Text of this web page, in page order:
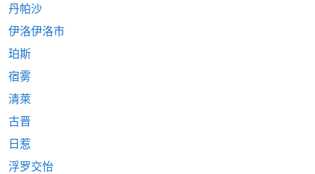
丹帕沙
伊洛伊洛市
珀斯
宿雾
清萊
古晋
日惹
浮罗交怡